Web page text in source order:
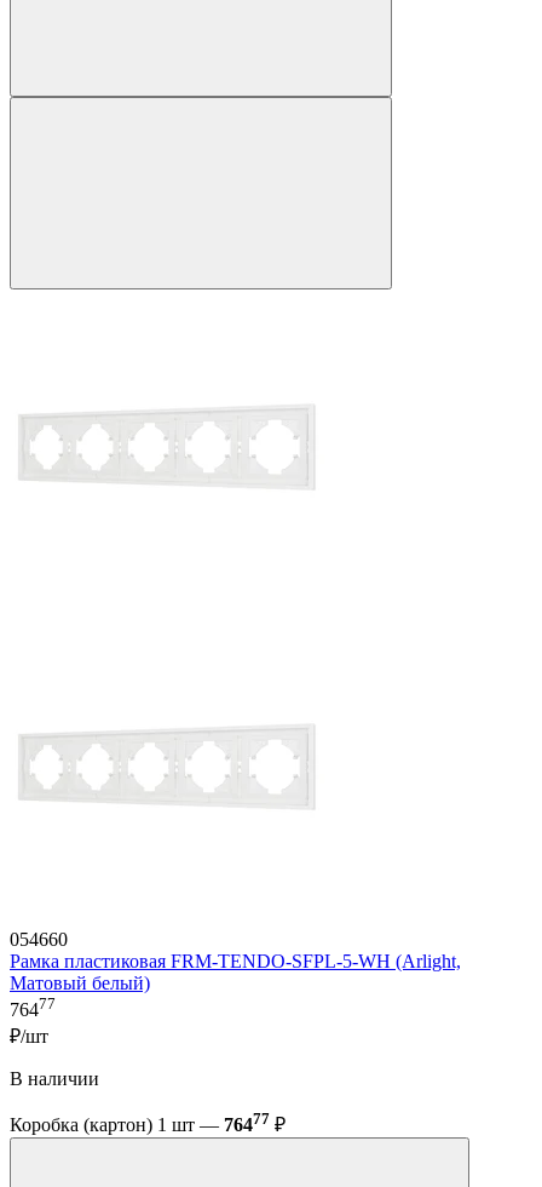
054660
Рамка пластиковая FRM-TENDO-SFPL-5-WH (Arlight,
Матовый белый)
76477
₽/шт
В наличии
Коробка (картон) 1 шт — 76477 ₽